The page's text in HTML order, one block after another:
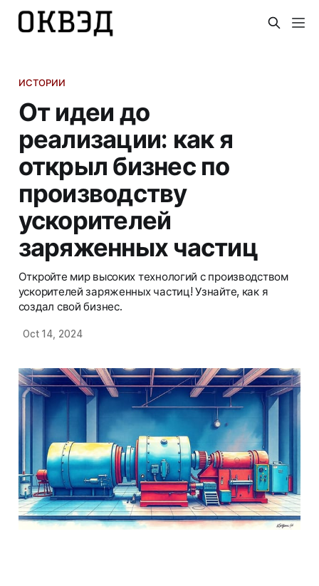
ИСТОРИИ
От идеи до
реализации: как я
открыл бизнес по
производству
ускорителей
заряженных частиц
Откройте мир высоких технологий с производством
ускорителей заряженных частиц! Узнайте, как я
создал свой бизнес.
Oct 14, 2024